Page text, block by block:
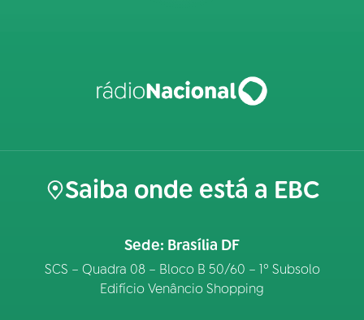
Saiba onde está a EBC
Sede: Brasília DF
SCS – Quadra 08 – Bloco B 50/60 – 1º Subsolo
Edifício Venâncio Shopping